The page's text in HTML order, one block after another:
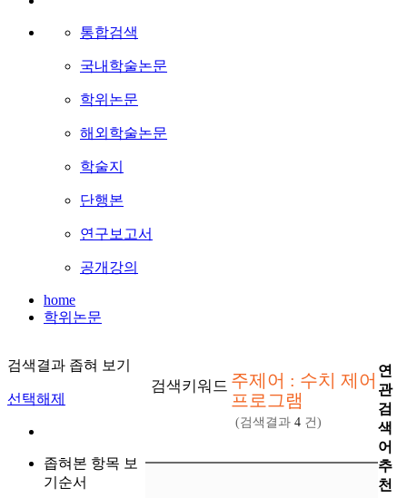
통합검색
국내학술논문
학위논문
해외학술논문
학술지
단행본
연구보고서
공개강의
home
학위논문
검색결과 좁혀 보기
선택해제
좁혀본 항목 보
기순서
검색키워드 주제어 : 수치 제어
프로그램
(검색결과 4 건)
연
관
검
색
어
추
천